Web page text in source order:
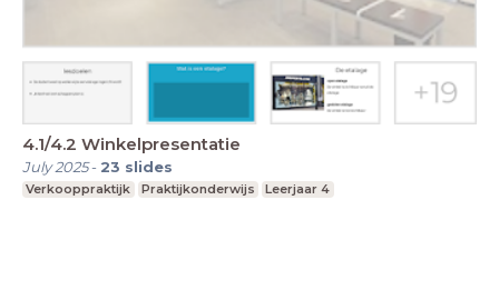
4.1/4.2 Winkelpresentatie
July 2025- 23 slides
Verkooppraktijk Praktijkonderwijs Leerjaar 4